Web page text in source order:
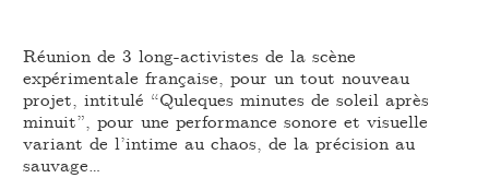
Réunion de 3 long-activistes de la scène
expérimentale française, pour un tout nouveau
projet, intitulé “Quleques minutes de soleil après
minuit”, pour une performance sonore et visuelle
variant de l’intime au chaos, de la précision au
sauvage…